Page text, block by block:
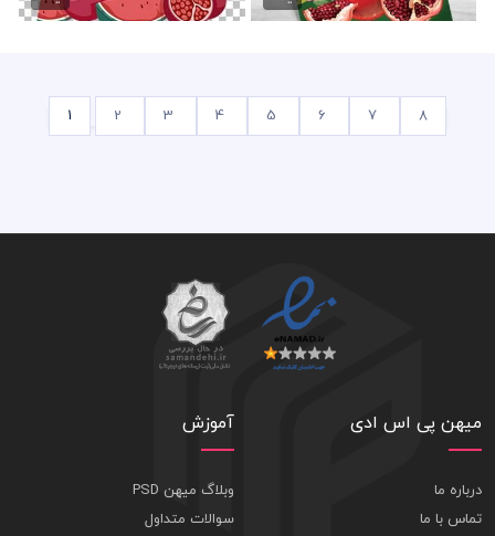
1 2 3 4 5 6 7 8
میهن پی اس ادی
درباره ما
تماس با ما
آموزش
وبلاگ میهن PSD
سوالات متداول